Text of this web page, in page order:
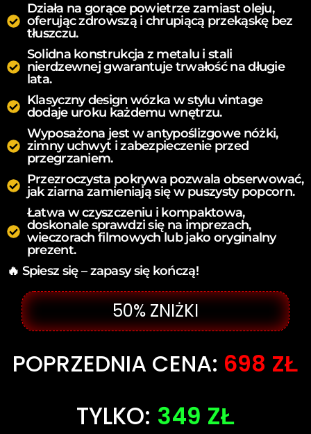
Działa na gorące powietrze zamiast oleju,
oferując zdrowszą i chrupiącą przekąskę bez
tłuszczu.
Solidna konstrukcja z metalu i stali
nierdzewnej gwarantuje trwałość na długie
lata.
Klasyczny design wózka w stylu vintage
dodaje uroku każdemu wnętrzu.
Wyposażona jest w antypoślizgowe nóżki,
zimny uchwyt i zabezpieczenie przed
przegrzaniem.
Przezroczysta pokrywa pozwala obserwować,
jak ziarna zamieniają się w puszysty popcorn.
Łatwa w czyszczeniu i kompaktowa,
doskonale sprawdzi się na imprezach,
wieczorach filmowych lub jako oryginalny
prezent.
🔥 Spiesz się – zapasy się kończą!
50% ZNIŻKI
POPRZEDNIA CENA: 698 ZŁ
TYLKO: 349 ZŁ